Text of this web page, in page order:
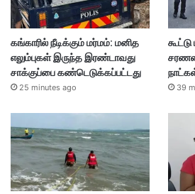
கங்காரில் நீடிக்கும் மர்மம்: மனித
எலும்புகள் இருந்த இரண்டாவது
சாக்குப்பை கண்டெடுக்கப்பட்டது
25 minutes ago 39